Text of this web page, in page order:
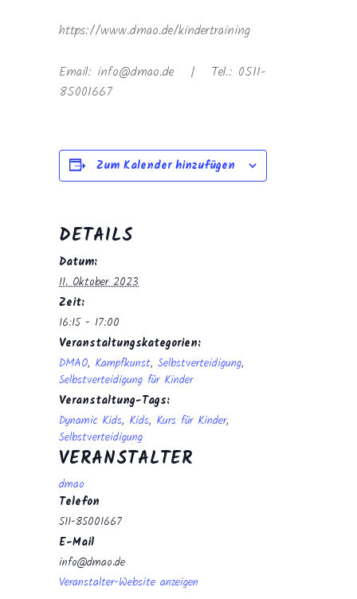
https://www.dmao.de/kindertraining
Email: info@dmao.de | Tel.: 0511-
85001667
Zum Kalender hinzufügen
DETAILS
Datum:
11. Oktober 2023
Zeit:
16:15 - 17:00
Veranstaltungskategorien:
DMAO, Kampfkunst, Selbstverteidigung,
Selbstverteidigung für Kinder
Veranstaltung-Tags:
Dynamic Kids, Kids, Kurs für Kinder,
Selbstverteidigung
VERANSTALTER
dmao
Telefon
511-85001667
E-Mail
info@dmao.de
Veranstalter-Website anzeigen